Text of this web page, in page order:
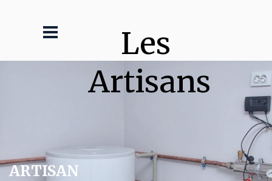
Les
Artisans
ARTISAN